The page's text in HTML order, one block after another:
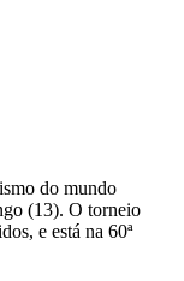
do mundo
(13). O torneio
e está na 60ª